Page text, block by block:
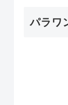
パラワ